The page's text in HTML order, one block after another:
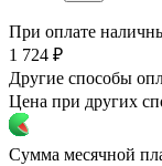
При оплате
1 724 ₽
Другие способы
Цена при других
Сумма месячной